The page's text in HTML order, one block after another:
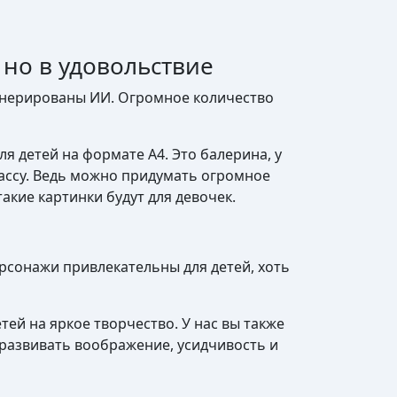
в удовольствие
ИИ. Огромное количество
детей на формате А4. Это балерина, у
Ведь можно придумать огромное
картинки будут для девочек.
привлекательны для детей, хоть
на яркое творчество. У нас вы также
воображение, усидчивость и